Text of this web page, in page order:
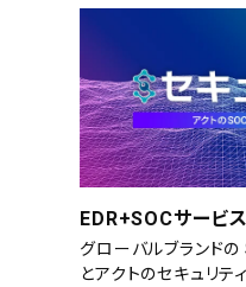
EDR+SOCサービス
グローバルブランド
とアクトのセキュリ